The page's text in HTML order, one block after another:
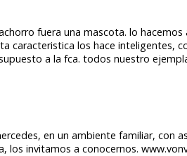
fuera una mascota. lo
caracteristica los hace inteligentes,
a la fca. todos nuestro
en un ambiente familiar, con
los invitamos a conocernos.